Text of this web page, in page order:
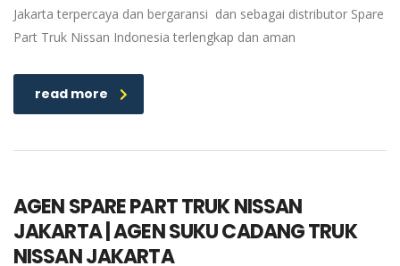
Jakarta terpercaya dan bergaransi dan sebagai distributor Spare
Part Truk Nissan Indonesia terlengkap dan aman
read more
AGEN SPARE PART TRUK NISSAN
JAKARTA | AGEN SUKU CADANG TRUK
NISSAN JAKARTA